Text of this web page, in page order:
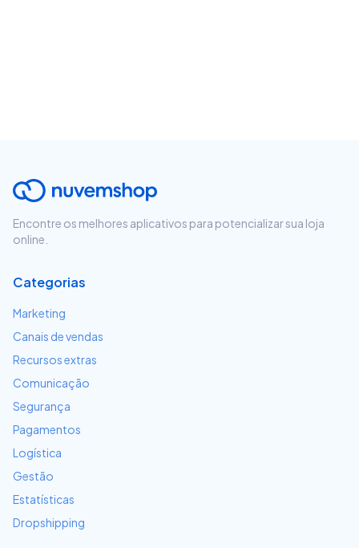
Encontre os melhores aplicativos para potencializar sua loja
online.
Categorias
Marketing
Canais de vendas
Recursos extras
Comunicação
Segurança
Pagamentos
Logística
Gestão
Estatísticas
Dropshipping